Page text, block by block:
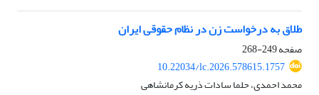
طلاق به درخواست زن در نظام حقوقی ایران
صفحه249-268
10.22034/lc.2026.578615.1757
محمد احمدی، حلما سادات ذریه کرمانشاهی